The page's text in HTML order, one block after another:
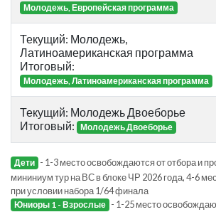
Молодежь, Европейская программа
Текущий: Молодежь,
Латиноамериканская программа
Итоговый:
Молодежь, Латиноамериканская программа
Текущий: Молодежь Двоеборье
Итоговый: Молодежь Двоеборье
Дети - 1-3 место освобождаются от отбора и
мининиум тур на ВС в блоке ЧР 2026 года, 4-6
при условии набора 1/64 финала
Юниоры 1 - Взрослые - 1-25 место